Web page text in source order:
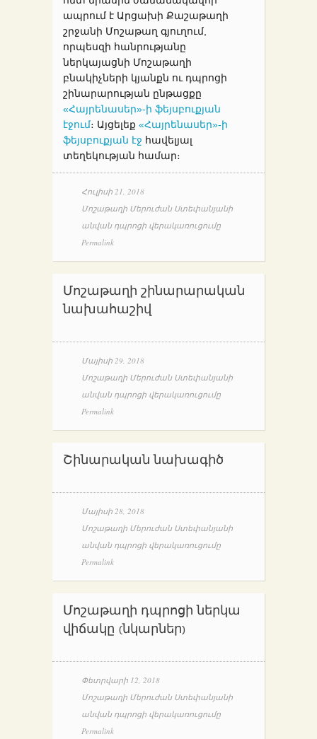
ապրում է Արցախի Քաշաթաղի
շրջանի Մոշաթաղ գյուղում,
որպեսզի հանրությանը
ներկայացնի Մոշաթաղի
բնակիչների կյանքն ու դպրոցի
շինարարության ընթացքը
«Հայրենասեր»-ի ֆեյսբուքյան
էջում։ Այցելեք «Հայրենասեր»-ի
ֆեյսբուքյան էջ հավելյալ
տեղեկության համար։
Հուլիսի 21, 2018
Մոշաթաղի Մերուժան Ստեփանյանի
անվան դպրոցի վերակառուցումը
Permalink
Մոշաթաղի շինարարական
նախահաշիվ
Մայիսի 29, 2018
Մոշաթաղի Մերուժան Ստեփանյանի
անվան դպրոցի վերակառուցումը
Permalink
Շինարական նախագիծ
Մայիսի 28, 2018
Մոշաթաղի Մերուժան Ստեփանյանի
անվան դպրոցի վերակառուցումը
Permalink
Մոշաթաղի դպրոցի ներկա
վիճակը (նկարներ)
Փետրվարի 12, 2018
Մոշաթաղի Մերուժան Ստեփանյանի
անվան դպրոցի վերակառուցումը
Permalink